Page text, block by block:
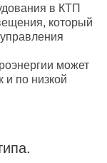
в КТП
который
может
и по низкой